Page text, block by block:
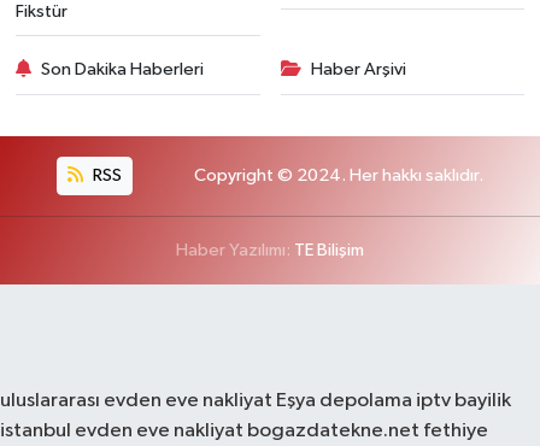
Fikstür
Son Dakika Haberleri Haber Arşivi
RSS Copyright © 2024. Her hakkı saklıdır.
Haber Yazılımı: TE Bilişim
uluslararası evden eve nakliyat Eşya depolama iptv bayilik
istanbul evden eve nakliyat bogazdatekne.net fethiye